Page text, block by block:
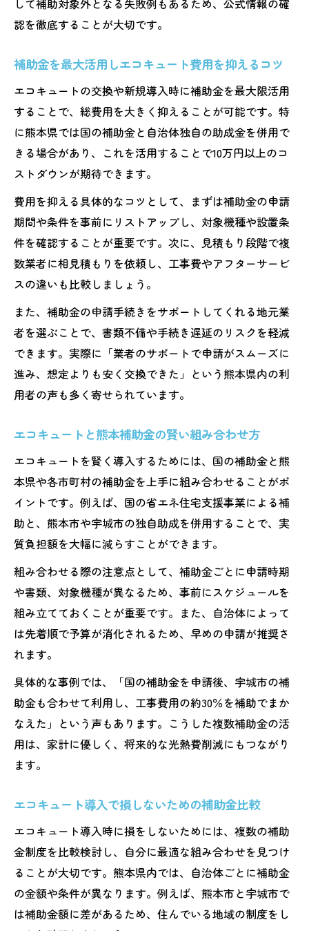
認を徹底することが大切です。
補助金を最大活用しエコキュート費用を抑えるコツ
エコキュートの交換や新規導入時に補助金を最大限活用
することで、総費用を大きく抑えることが可能です。特
に熊本県では国の補助金と自治体独自の助成金を併用で
きる場合があり、これを活用することで10万円以上のコ
ストダウンが期待できます。
費用を抑える具体的なコツとして、まずは補助金の申請
期間や条件を事前にリストアップし、対象機種や設置条
件を確認することが重要です。次に、見積もり段階で複
数業者に相見積もりを依頼し、工事費やアフターサービ
スの違いも比較しましょう。
また、補助金の申請手続きをサポートしてくれる地元業
者を選ぶことで、書類不備や手続き遅延のリスクを軽減
できます。実際に「業者のサポートで申請がスムーズに
進み、想定よりも安く交換できた」という熊本県内の利
用者の声も多く寄せられています。
エコキュートと熊本補助金の賢い組み合わせ方
エコキュートを賢く導入するためには、国の補助金と熊
本県や各市町村の補助金を上手に組み合わせることがポ
イントです。例えば、国の省エネ住宅支援事業による補
助と、熊本市や宇城市の独自助成を併用することで、実
質負担額を大幅に減らすことができます。
組み合わせる際の注意点として、補助金ごとに申請時期
や書類、対象機種が異なるため、事前にスケジュールを
組み立てておくことが重要です。また、自治体によって
は先着順で予算が消化されるため、早めの申請が推奨さ
れます。
具体的な事例では、「国の補助金を申請後、宇城市の補
助金も合わせて利用し、工事費用の約30％を補助でまか
なえた」という声もあります。こうした複数補助金の活
用は、家計に優しく、将来的な光熱費削減にもつながり
ます。
エコキュート導入で損しないための補助金比較
エコキュート導入時に損をしないためには、複数の補助
金制度を比較検討し、自分に最適な組み合わせを見つけ
ることが大切です。熊本県内では、自治体ごとに補助金
の金額や条件が異なります。例えば、熊本市と宇城市で
は補助金額に差があるため、住んでいる地域の制度をし